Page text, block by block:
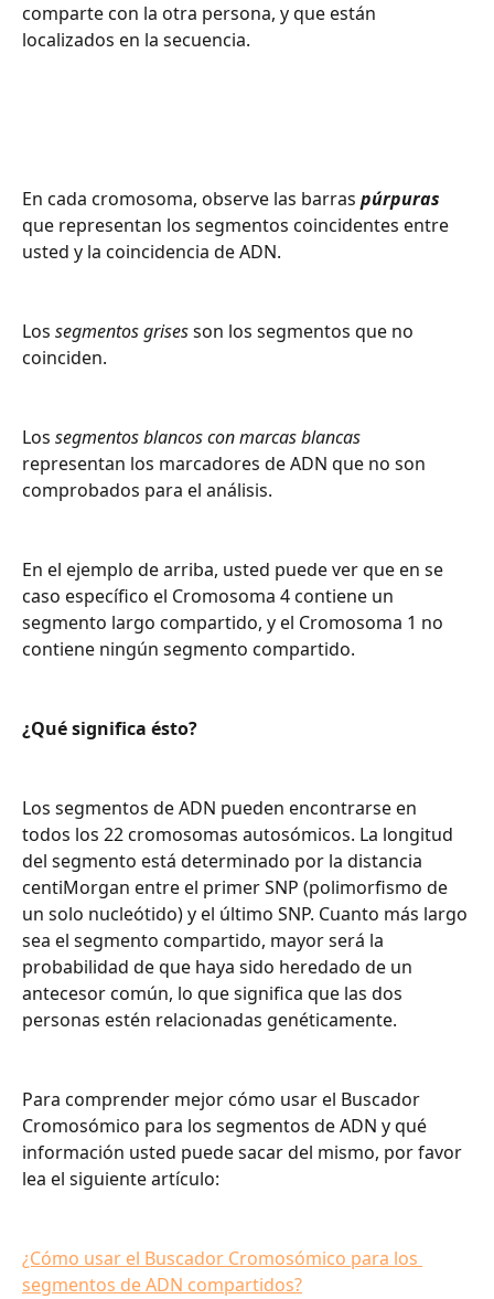
comparte con la otra persona, y que están
localizados en la secuencia.
En cada cromosoma, observe las barras púrpuras
que representan los segmentos coincidentes entre
usted y la coincidencia de ADN.
Los segmentos grises son los segmentos que no
coinciden.
Los segmentos blancos con marcas blancas
representan los marcadores de ADN que no son
comprobados para el análisis.
En el ejemplo de arriba, usted puede ver que en se
caso específico el Cromosoma 4 contiene un
segmento largo compartido, y el Cromosoma 1 no
contiene ningún segmento compartido.
¿Qué significa ésto?
Los segmentos de ADN pueden encontrarse en
todos los 22 cromosomas autosómicos. La longitud
del segmento está determinado por la distancia
centiMorgan entre el primer SNP (polimorfismo de
un solo nucleótido) y el último SNP. Cuanto más largo
sea el segmento compartido, mayor será la
probabilidad de que haya sido heredado de un
antecesor común, lo que significa que las dos
personas estén relacionadas genéticamente.
Para comprender mejor cómo usar el Buscador
Cromosómico para los segmentos de ADN y qué
información usted puede sacar del mismo, por favor
lea el siguiente artículo:
¿Cómo usar el Buscador Cromosómico para los
segmentos de ADN compartidos?